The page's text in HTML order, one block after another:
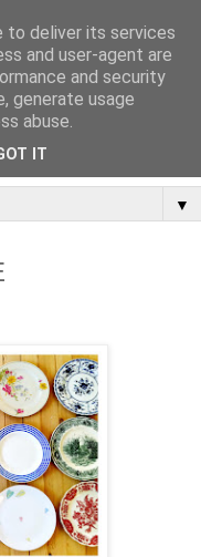
▼
to deliver its services
and user-agent are
and security
generate usage
abuse.
IT